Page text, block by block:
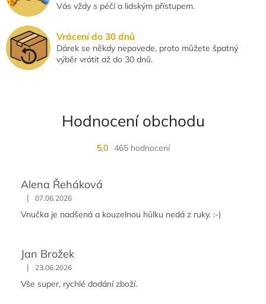
Vás vždy s péčí a lidským přístupem.
Vrácení do 30 dnů
Dárek se někdy nepovede, proto můžete špatný
výběr vrátit až do 30 dnů.
Hodnocení obchodu
5,0 465 hodnocení
Alena Řeháková
| 07.06.2026
Vnučka je nadšená a kouzelnou hůlku nedá z ruky. :-)
Jan Brožek
| 23.06.2026
Vše super, rychlé dodání zboží.